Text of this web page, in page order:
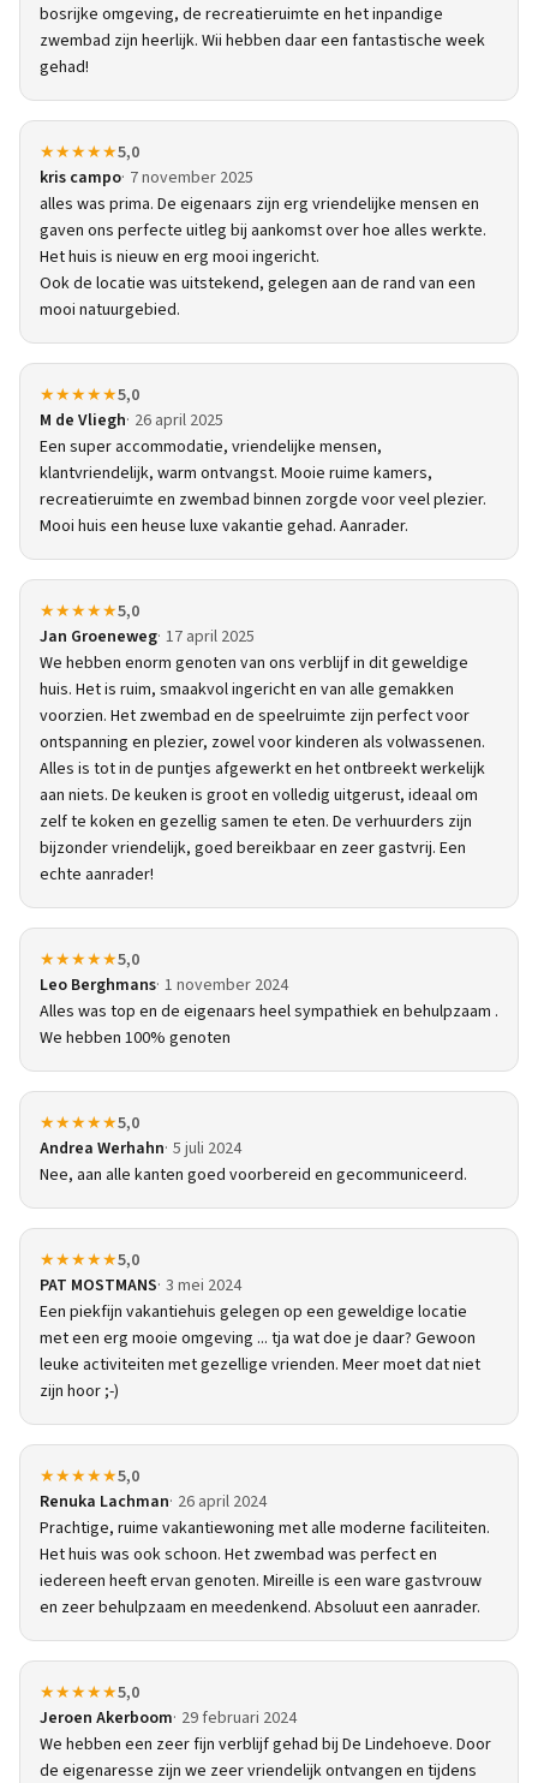
bosrijke omgeving, de recreatieruimte en het inpandige
zwembad zijn heerlijk. Wii hebben daar een fantastische week
gehad!
★★★★★5,0
kris campo 7 november 2025
alles was prima. De eigenaars zijn erg vriendelijke mensen en
gaven ons perfecte uitleg bij aankomst over hoe alles werkte.
Het huis is nieuw en erg mooi ingericht.
Ook de locatie was uitstekend, gelegen aan de rand van een
mooi natuurgebied.
★★★★★5,0
M de Vliegh 26 april 2025
Een super accommodatie, vriendelijke mensen,
klantvriendelijk, warm ontvangst. Mooie ruime kamers,
recreatieruimte en zwembad binnen zorgde voor veel plezier.
Mooi huis een heuse luxe vakantie gehad. Aanrader.
★★★★★5,0
Jan Groeneweg 17 april 2025
We hebben enorm genoten van ons verblijf in dit geweldige
huis. Het is ruim, smaakvol ingericht en van alle gemakken
voorzien. Het zwembad en de speelruimte zijn perfect voor
ontspanning en plezier, zowel voor kinderen als volwassenen.
Alles is tot in de puntjes afgewerkt en het ontbreekt werkelijk
aan niets. De keuken is groot en volledig uitgerust, ideaal om
zelf te koken en gezellig samen te eten. De verhuurders zijn
bijzonder vriendelijk, goed bereikbaar en zeer gastvrij. Een
echte aanrader!
★★★★★5,0
Leo Berghmans 1 november 2024
Alles was top en de eigenaars heel sympathiek en behulpzaam .
We hebben 100% genoten
★★★★★5,0
Andrea Werhahn 5 juli 2024
Nee, aan alle kanten goed voorbereid en gecommuniceerd.
★★★★★5,0
PAT MOSTMANS 3 mei 2024
Een piekfijn vakantiehuis gelegen op een geweldige locatie
met een erg mooie omgeving ... tja wat doe je daar? Gewoon
leuke activiteiten met gezellige vrienden. Meer moet dat niet
zijn hoor ;-)
★★★★★5,0
Renuka Lachman 26 april 2024
Prachtige, ruime vakantiewoning met alle moderne faciliteiten.
Het huis was ook schoon. Het zwembad was perfect en
iedereen heeft ervan genoten. Mireille is een ware gastvrouw
en zeer behulpzaam en meedenkend. Absoluut een aanrader.
★★★★★5,0
Jeroen Akerboom 29 februari 2024
We hebben een zeer fijn verblijf gehad bij De Lindehoeve. Door
de eigenaresse zijn we zeer vriendelijk ontvangen en tijdens